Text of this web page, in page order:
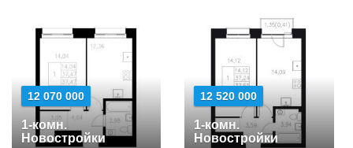
12 070 000
1-комн.
Новостройки
12 520 000
1-комн.
Новостройки